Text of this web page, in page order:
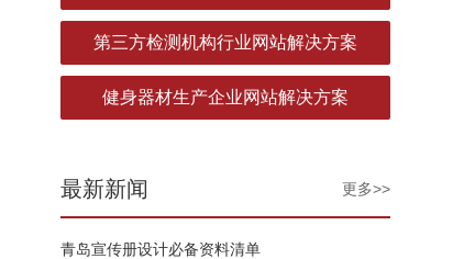
第三方检测机构行业网站解决方案
健身器材生产企业网站解决方案
最新新闻 更多>>
青岛宣传册设计必备资料清单